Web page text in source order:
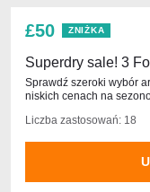
£50 ZNIŻKA
Superdry sale! 3
Sprawdź szeroki wybór
niskich cenach na
Liczba zastosowań: 18